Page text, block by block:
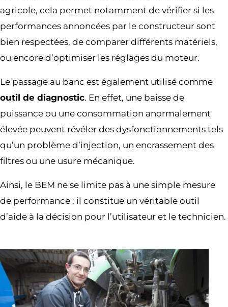
agricole, cela permet notamment de vérifier si les
performances annoncées par le constructeur sont
bien respectées, de comparer différents matériels,
ou encore d’optimiser les réglages du moteur.
Le passage au banc est également utilisé comme
outil de diagnostic. En effet, une baisse de
puissance ou une consommation anormalement
élevée peuvent révéler des dysfonctionnements tels
qu’un problème d’injection, un encrassement des
filtres ou une usure mécanique.
Ainsi, le BEM ne se limite pas à une simple mesure
de performance : il constitue un véritable outil
d’aide à la décision pour l’utilisateur et le technicien.